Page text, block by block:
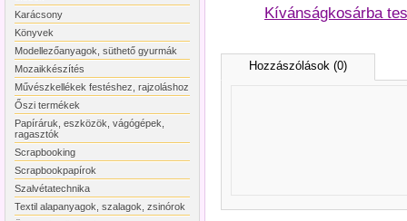
Karácsony
Könyvek
Modellezőanyagok, süthető gyurmák
Mozaikkészítés
Művészkellékek festéshez, rajzoláshoz
Őszi termékek
Papíráruk, eszközök, vágógépek,
ragasztók
Scrapbooking
Scrapbookpapírok
Szalvétatechnika
Textil alapanyagok, szalagok, zsinórok
Kívánságkosárba
Hozzászólások (0)